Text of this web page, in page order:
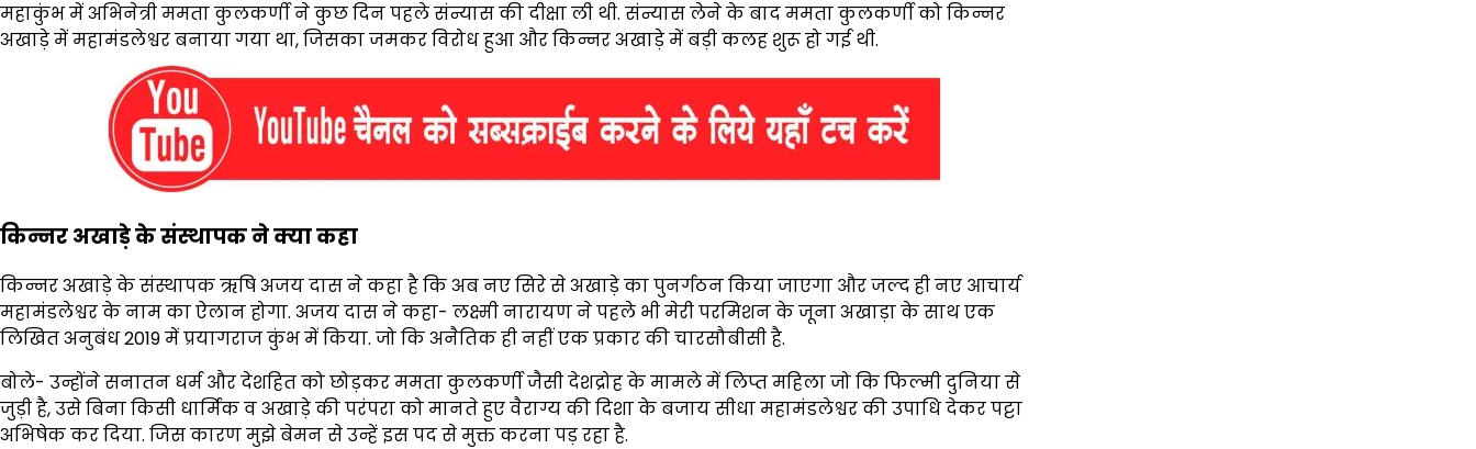
महाकुंभ में अभिनेत्री ममता कुलकर्णी ने कुछ दिन पहले संन्यास की दीक्षा ली थी. संन्यास लेने के बाद ममता कुलकर्णी को किन्नर
अखाड़े में महामंडलेश्वर बनाया गया था, जिसका जमकर विरोध हुआ और किन्नर अखाड़े में बड़ी कलह शुरू हो गई थी.
किन्नर अखाड़े के संस्थापक ने क्या कहा
किन्नर अखाड़े के संस्थापक ऋषि अजय दास ने कहा है कि अब नए सिरे से अखाड़े का पुनर्गठन किया जाएगा और जल्द ही नए आचार्य
महामंडलेश्वर के नाम का ऐलान होगा. अजय दास ने कहा- लक्ष्मी नारायण ने पहले भी मेरी परमिशन के जूना अखाड़ा के साथ एक
लिखित अनुबंध 2019 में प्रयागराज कुंभ में किया. जो कि अनैतिक ही नहीं एक प्रकार की चारसौबीसी है.
बोले- उन्होंने सनातन धर्म और देशहित को छोड़कर ममता कुलकर्णी जैसी देशद्रोह के मामले में लिप्त महिला जो कि फिल्मी दुनिया से
जुड़ी है, उसे बिना किसी धार्मिक व अखाड़े की परंपरा को मानते हुए वैराग्य की दिशा के बजाय सीधा महामंडलेश्वर की उपाधि देकर पट्टा
अभिषेक कर दिया. जिस कारण मुझे बेमन से उन्हें इस पद से मुक्त करना पड़ रहा है.